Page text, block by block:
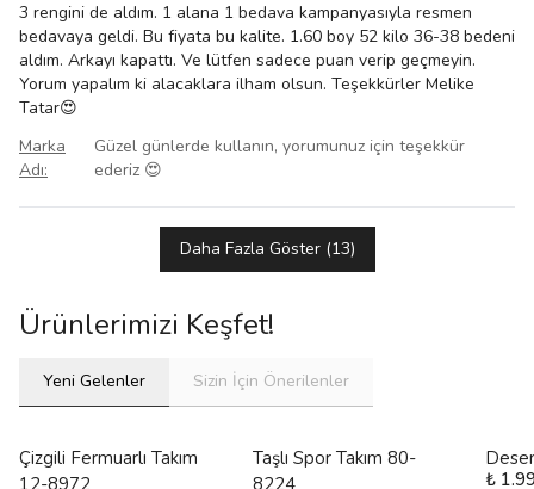
3 rengini de aldım. 1 alana 1 bedava kampanyasıyla resmen
bedavaya geldi. Bu fiyata bu kalite. 1.60 boy 52 kilo 36-38 bedeni
aldım. Arkayı kapattı. Ve lütfen sadece puan verip geçmeyin.
Yorum yapalım ki alacaklara ilham olsun. Teşekkürler Melike
Tatar😍
Marka
Adı:
Güzel günlerde kullanın, yorumunuz için teşekkür
ederiz 😍
Daha Fazla Göster(13)
Ürünlerimizi Keşfet!
Yeni Gelenler Sizin İçin Önerilenler
Çizgili Fermuarlı Takım
12-8972
Taşlı Spor Takım 80-
8224
₺